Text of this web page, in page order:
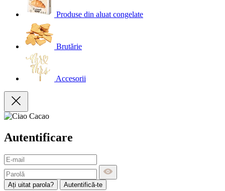
Produse din aluat congelate
Brutărie
Accesorii
Autentificare
Ați uitat parola? Autentifică-te